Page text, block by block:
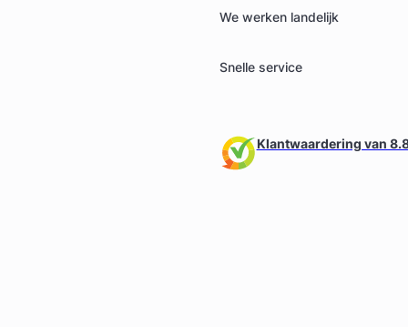
We werken landelijk
Snelle service
Klantwaardering van